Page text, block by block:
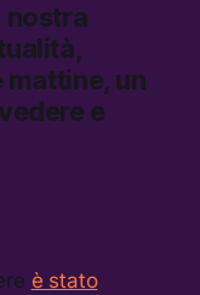
nostra
mattine, un
e
è stato